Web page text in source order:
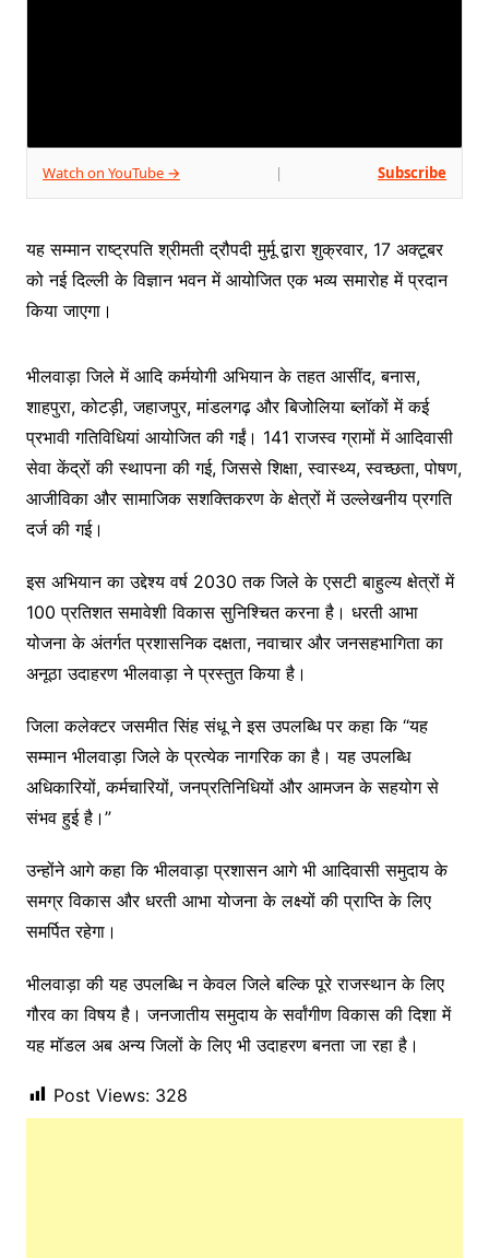
Watch on YouTube → | Subscribe
यह सम्मान राष्ट्रपति श्रीमती द्रौपदी मुर्मू द्वारा शुक्रवार, 17 अक्टूबर
को नई दिल्ली के विज्ञान भवन में आयोजित एक भव्य समारोह में प्रदान
किया जाएगा।
भीलवाड़ा जिले में आदि कर्मयोगी अभियान के तहत आसींद, बनास,
शाहपुरा, कोटड़ी, जहाजपुर, मांडलगढ़ और बिजोलिया ब्लॉकों में कई
प्रभावी गतिविधियां आयोजित की गईं। 141 राजस्व ग्रामों में आदिवासी
सेवा केंद्रों की स्थापना की गई, जिससे शिक्षा, स्वास्थ्य, स्वच्छता, पोषण,
आजीविका और सामाजिक सशक्तिकरण के क्षेत्रों में उल्लेखनीय प्रगति
दर्ज की गई।
इस अभियान का उद्देश्य वर्ष 2030 तक जिले के एसटी बाहुल्य क्षेत्रों में
100 प्रतिशत समावेशी विकास सुनिश्चित करना है। धरती आभा
योजना के अंतर्गत प्रशासनिक दक्षता, नवाचार और जनसहभागिता का
अनूठा उदाहरण भीलवाड़ा ने प्रस्तुत किया है।
जिला कलेक्टर जसमीत सिंह संधू ने इस उपलब्धि पर कहा कि “यह
सम्मान भीलवाड़ा जिले के प्रत्येक नागरिक का है। यह उपलब्धि
अधिकारियों, कर्मचारियों, जनप्रतिनिधियों और आमजन के सहयोग से
संभव हुई है।”
उन्होंने आगे कहा कि भीलवाड़ा प्रशासन आगे भी आदिवासी समुदाय के
समग्र विकास और धरती आभा योजना के लक्ष्यों की प्राप्ति के लिए
समर्पित रहेगा।
भीलवाड़ा की यह उपलब्धि न केवल जिले बल्कि पूरे राजस्थान के लिए
गौरव का विषय है। जनजातीय समुदाय के सर्वांगीण विकास की दिशा में
यह मॉडल अब अन्य जिलों के लिए भी उदाहरण बनता जा रहा है।
Post Views: 328